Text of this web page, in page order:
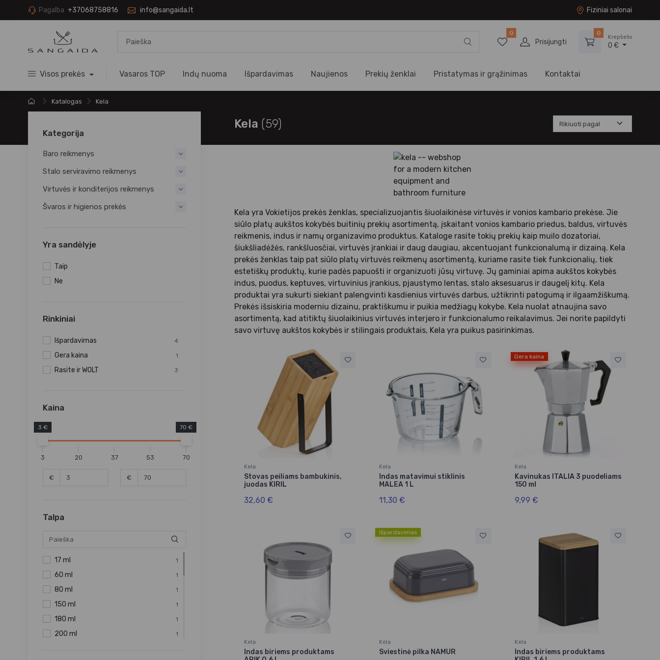
Pagalba +37068758816 info@sangaida.lt Fiziniai salonai
0
Prisijungti
0
Krepšelis
0 €
Visos prekės Vasaros TOP Indų nuoma Išpardavimas Naujienos Prekių ženklai Pristatymas ir grąžinimas Kontaktai
Katalogas Kela
Kategorija
Baro reikmenys
Stalo serviravimo reikmenys
Virtuvės ir konditerijos reikmenys
Švaros ir higienos prekės
Yra sandėlyje
Taip
Ne
Rinkiniai
Išpardavimas 4
Gera kaina 1
Rasite ir WOLT 3
Kaina
3 € 70 €
3 20 37 53 70
€ €
Talpa
17 ml 1
60 ml 1
80 ml 1
150 ml 1
180 ml 1
200 ml 1
Kela (59)
Kela yra Vokietijos prekės ženklas, specializuojantis šiuolaikinėse virtuvės ir vonios kambario prekėse. Jie
siūlo platų aukštos kokybės buitinių prekių asortimentą, įskaitant vonios kambario priedus, baldus, virtuvės
reikmenis, indus ir namų organizavimo produktus. Kataloge rasite tokių prekių kaip muilo dozatoriai,
šiukšliadėžės, rankšluosčiai, virtuvės įrankiai ir daug daugiau, akcentuojant funkcionalumą ir dizainą. Kela
prekės ženklas taip pat siūlo platų virtuvės reikmenų asortimentą, kuriame rasite tiek funkcionalių, tiek
estetiškų produktų, kurie padės papuošti ir organizuoti jūsų virtuvę. Jų gaminiai apima aukštos kokybės
indus, puodus, keptuves, virtuvinius įrankius, pjaustymo lentas, stalo aksesuarus ir daugelį kitų. Kela
produktai yra sukurti siekiant palengvinti kasdienius virtuvės darbus, užtikrinti patogumą ir ilgaamžiškumą.
Prekės išsiskiria moderniu dizainu, praktiškumu ir puikia medžiagų kokybe. Kela nuolat atnaujina savo
asortimentą, kad atitiktų šiuolaikinius virtuvės interjero ir funkcionalumo reikalavimus. Jei norite papildyti
savo virtuvę aukštos kokybės ir stilingais produktais, Kela yra puikus pasirinkimas.
Kela
Stovas peiliams bambukinis,
juodas KIRIL
32,60 €
Kela
Indas matavimui stiklinis
MALEA 1 L
11,30 €
Gera kaina
Kela
Kavinukas ITALIA 3 puodeliams
150 ml
9,99 €
Kela
Indas biriems produktams
Išpardavimas
Kela
Sviestinė pilka NAMUR
Kela
Indas biriems produktams